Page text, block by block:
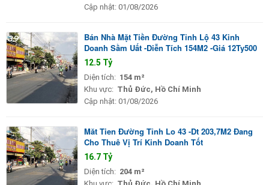
Cập nhật: 01/08/2026
Bán Nhà Mặt Tiền Đường Tỉnh Lộ 43 Kinh
Doanh Sầm Uất -Diễn Tích 154M2 -Giá 12Ty500
12.5 Tỷ
Diện tích: 154 m²
Khu vực: Thủ Đức, Hồ Chí Minh
Cập nhật: 01/08/2026
Măt Tien Đường Tỉnh Lo 43 -Dt 203,7M2 Đang
Cho Thuê Vị Trí Kinh Doanh Tốt
16.7 Tỷ
Diện tích: 204 m²